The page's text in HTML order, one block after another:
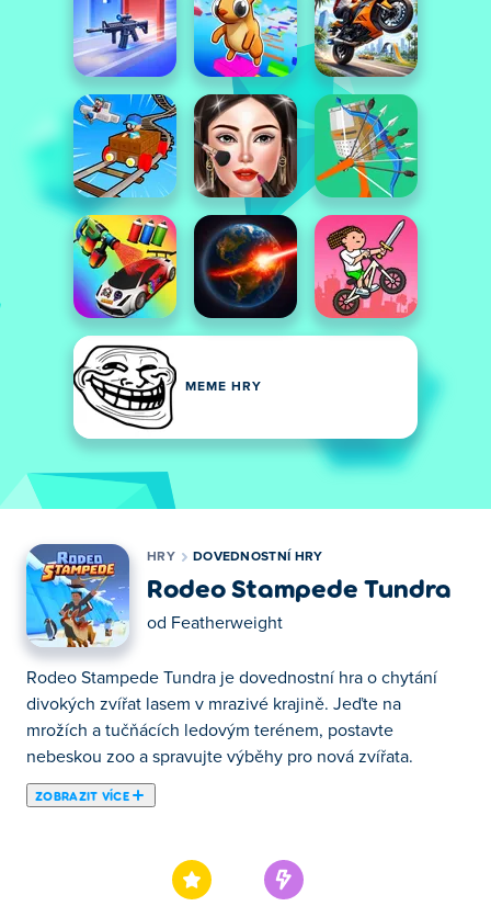
MEME HRY
HRY DOVEDNOSTNÍ HRY
Rodeo Stampede Tundra
od Featherweight
Rodeo Stampede Tundra je dovednostní hra o chytání
divokých zvířat lasem v mrazivé krajině. Jeďte na
mrožích a tučňácích ledovým terénem, postavte
nebeskou zoo a spravujte výběhy pro nová zvířata.
ZOBRAZIT VÍCE